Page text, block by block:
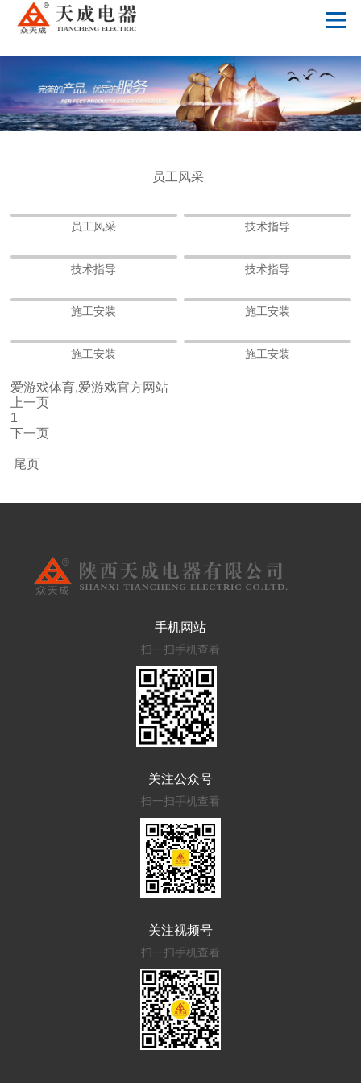
爱游戏体育,爱游戏官方网站
员工风采
员工风采 技术指导
技术指导 技术指导
施工安装 施工安装
施工安装 施工安装
爱游戏体育,爱游戏官方网站
上一页
1
下一页
尾页
手机网站
扫一扫手机查看
关注公众号
扫一扫手机查看
关注视频号
扫一扫手机查看